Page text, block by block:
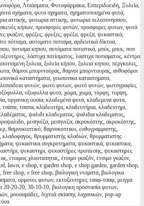
Λιπάσματα, Φυτοφάρμακα, Εσπεριδοειδή, Ξυλεία,
σχήματα, φυτα σχηματα, σχηματοποιημένα φυτά,
αττικής, φυτωρια αττικης, φυτωρια πελοπονησσου,
κήπων, προσφορές φυτών, προσφορες φυτων, φυτά
γκαζον, φρέζες, φρεζες, φρέζα, φρεζα, ψεκαστικά,
πότισμα, αυτοματο ποτισμα, αρδευτικά δίκτυα,
ποτισμα κηπου, αυτόματα ποτιστικά, μπέκ, μπεκ, ποπ
λάστιχα ποτίσματος, λαστιχα ποτισματος, κέντρα
ξυλεια, ξυλεία κήπου, ξυλεια κηπου, πέργκολες,
θάμνοι μπορντούρας, θαμνοι μπορντουρας, ανθοφόροι
καταστήματα, γεωπονικα καταστηματα,
φυτών, φωτο φυτων, φωτό φυτών, φωτογραφίες
οξυφυλλα φυτα, χώμα, χωμα, τύρφη, τυρφη,
οργανικη ουσια, κλαδεμένα φυτά, κλαδεμενα φυτα,
τσαπα, κλαδευτήρι, κλαδευτήρια, κλαδευτηρι,
ψαλιδι κλαδεματος, ψαλιδια κλαδεματος,
μεσηνέζα, μεσηνεζα, ακροκόπτης, ακροκόπτης,
θαμνοκοπτικό, θαμνοκοπτικο, ευθυγραμμιστης,
θρυμματιστής κλαδιών, θρυμματιστης
ψεκαστικα συγκροτηματα, ψεκαστικά, ψεκαστικα,
ψεκαστηρι, ψεκαστήρες προπίεσης, ψεκαστηρες
ετοιμος χλοοταπητας, έτοιμο γκαζόν, ετοιμο γκαζον,
lawn, e shop, e garden shop, e shop garden, garden shop,
shop, e free shop, βιολογικη ντοματα, βιολογικα
ορμονες φυτων, εκτοξευτηρες τσαφ-τσαφ, μειγμα
20-20-20, 30-10-10, βιολογικη προστασία φυτων,
μουσαμάδες, διχτυά σκίασης λαχανικών, pop-up